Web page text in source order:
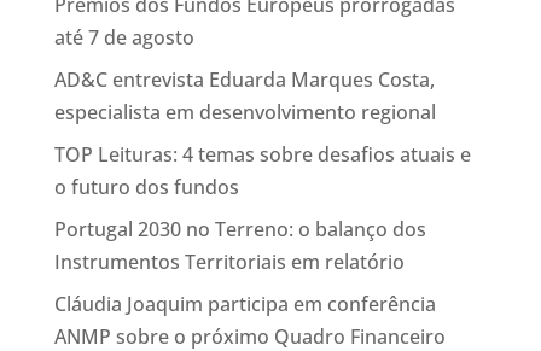
até 7 de agosto
AD&C entrevista Eduarda Marques Costa,
especialista em desenvolvimento regional
TOP Leituras: 4 temas sobre desafios atuais e
o futuro dos fundos
Portugal 2030 no Terreno: o balanço dos
Instrumentos Territoriais em relatório
Cláudia Joaquim participa em conferência
ANMP sobre o próximo Quadro Financeiro